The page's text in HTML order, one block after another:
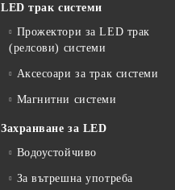
LED трак системи
Прожектори за LED трак
(релсови) системи
Аксесоари за трак системи
Магнитни системи
Захранване за LED
Водоустойчиво
За вътрешна употреба